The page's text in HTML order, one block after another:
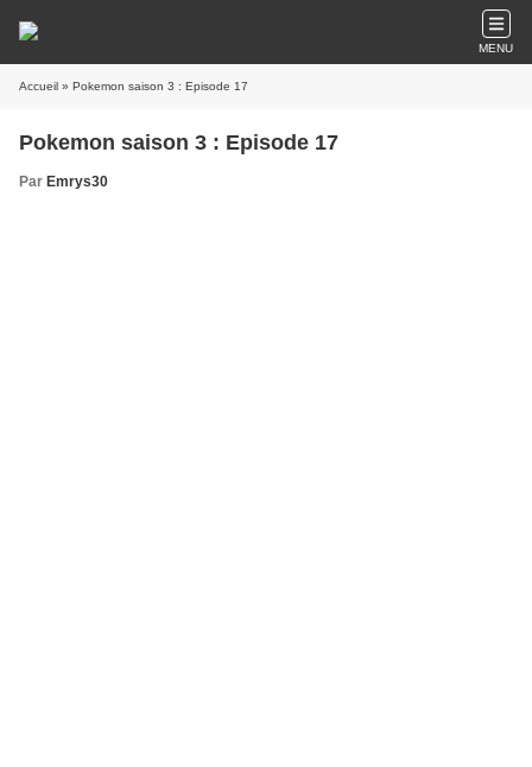
MENU
Accueil » Pokemon saison 3 : Episode 17
Pokemon saison 3 : Episode 17
Par Emrys30